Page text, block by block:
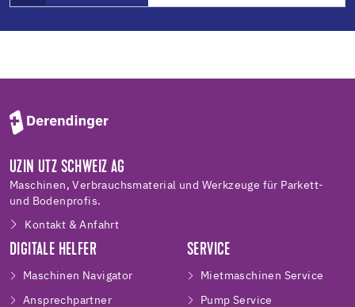
UZIN UTZ SCHWEIZ AG
Maschinen, Verbrauchsmaterial und Werkzeuge für Parkett-
und Bodenprofis.
Kontakt & Anfahrt
DIGITALE HELFER
Maschinen Navigator
Ansprechpartner
SERVICE
Mietmaschinen Service
Pump Service